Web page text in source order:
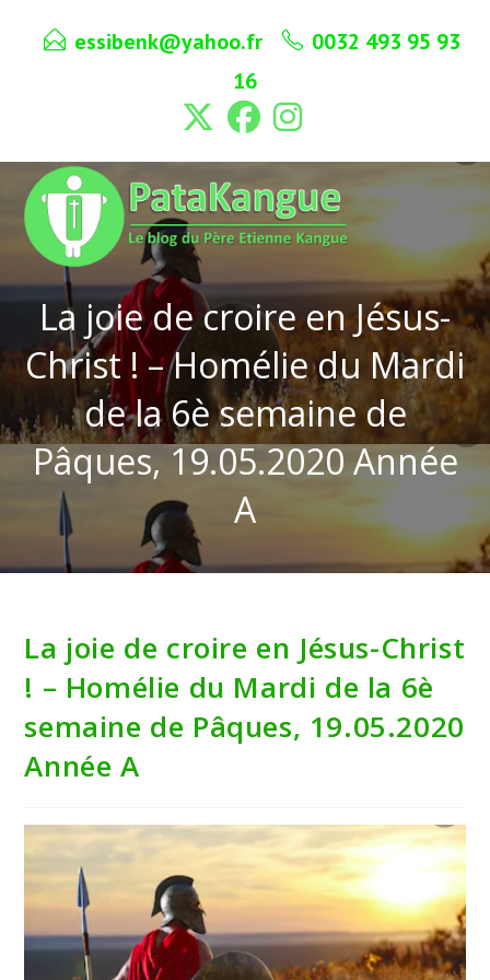
essibenk@yahoo.fr
0032 493 95 93
16
La joie de croire en Jésus-
Christ ! – Homélie du Mardi
de la 6è semaine de
Pâques, 19.05.2020 Année
A
La joie de croire en Jésus-Christ
! – Homélie du Mardi de la 6è
semaine de Pâques, 19.05.2020
Année A